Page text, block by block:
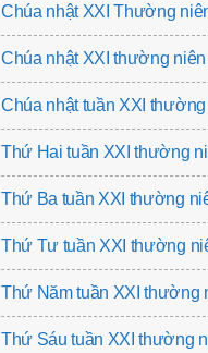
Chúa nhật XXI Thường
Chúa nhật XXI thường
Chúa nhật tuần XXI
Thứ Hai tuần XXI thường
Thứ Ba tuần XXI thường
Thứ Tư tuần XXI thường
Thứ Năm tuần XXI thường
Thứ Sáu tuần XXI thường